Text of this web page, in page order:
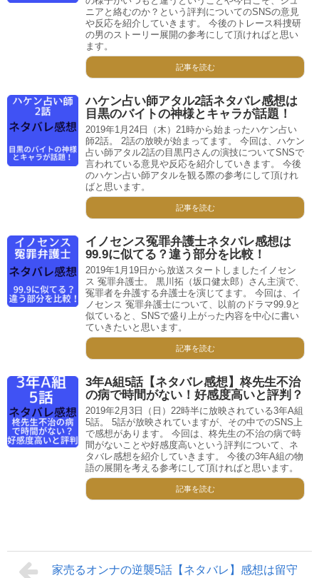
ニアと絡むのか？という評判についてのSNSの意見
や反応を紹介していきます。 今後のトレース科捜研
の男のストーリー展開の参考にして頂ければと思い
ます。
記事を読む
ハケン占い師アタル2話ネタバレ感想は
目黒のバイトの神様とキャラが話題！
2019年1月24日（木）21時から始まったハケン占い
師2話。 2話の放映が始まってます。 今回は、ハケン
占い師アタル2話の目黒円さんの演技についてSNSで
言われている意見や反応を紹介していきます。 今後
のハケン占い師アタルを観る際の参考にして頂けれ
ばと思います。
記事を読む
イノセンス冤罪弁護士ネタバレ感想は
99.9に似てる？違う部分を比較！
2019年1月19日から放送スタートしましたイノセン
ス 冤罪弁護士。 黒川拓（坂口健太郎）さん主演で、
冤罪者を弁護する弁護士を演じてます。 今回は、イ
ノセンス 冤罪弁護士について、以前のドラマ99.9と
似ていると、SNSで盛り上がった内容を中心に書い
ていきたいと思います。
記事を読む
3年A組5話【ネタバレ感想】柊先生不治
の病で時間がない！好感度高いと評判？
2019年2月3日（日）22時半に放映されている3年A組
5話。 5話が放映されていますが、その中でのSNS上
で感想があります。 今回は、柊先生の不治の病で時
間がないことや好感度高いという評判について、ネ
タバレ感想を紹介していきます。 今後の3年A組の物
語の展開を考える参考にして頂ければと思います。
記事を読む
家売るオンナの逆襲5話【ネタバレ】感想は留守